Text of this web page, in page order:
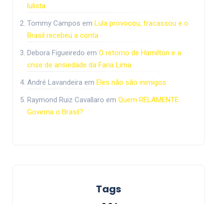
lulista
Tommy Campos em Lula provocou, fracassou e o
Brasil recebeu a conta
Debora Figueiredo em O retorno de Hamilton e a
crise de ansiedade da Faria Lima
André Lavandeira em Eles não são inimigos
Raymond Ruiz Cavallaro em Quem RELAMENTE
Governa o Brasil?
Tags